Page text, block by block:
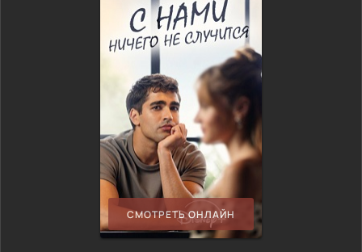
СМОТРЕТЬ ОНЛАЙН